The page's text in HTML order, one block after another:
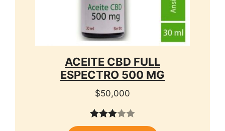
ACEITE CBD FULL
ESPECTRO 500 MG
$50,000
3.00